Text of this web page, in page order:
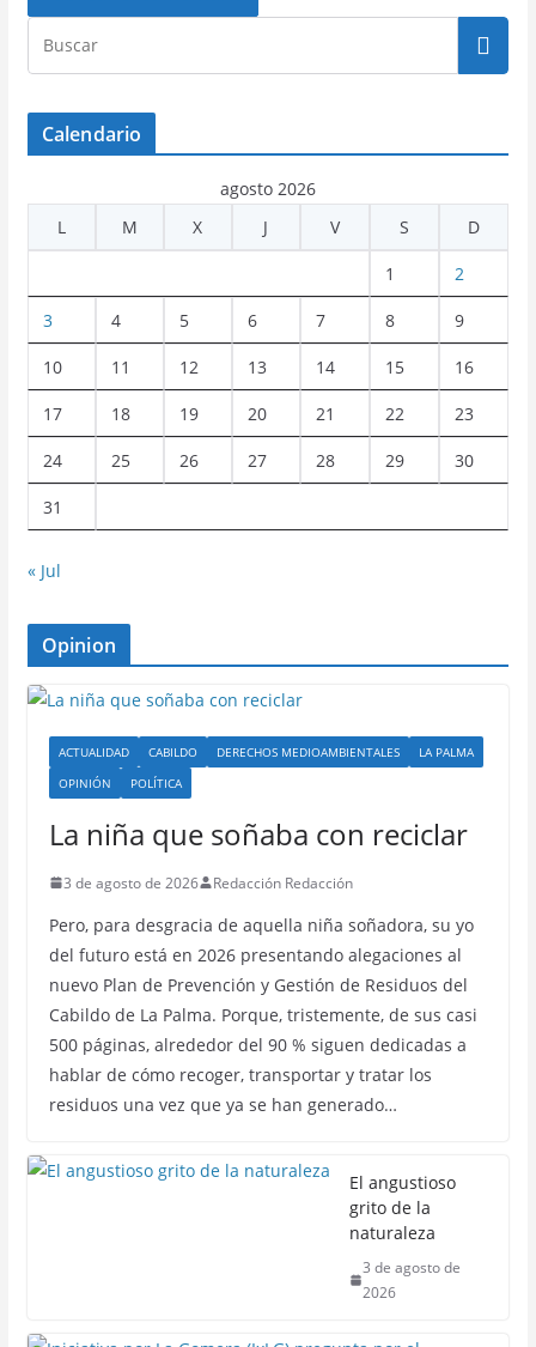
Calendario
agosto 2026
L
M X J V S D
1 2
3 4 5 6 7 8 9
10 11 12 13 14 15 16
17 18 19 20 21 22 23
24 25 26 27 28 29 30
31
« Jul
Opinion
ACTUALIDAD CABILDO DERECHOS MEDIOAMBIENTALES
LA PALMA
OPINIÓN
POLÍTICA
La niña que soñaba con reciclar
3 de agosto de 2026 Redacción Redacción
Pero, para desgracia de aquella niña soñadora, su yo
del futuro está en 2026 presentando alegaciones al
nuevo Plan de Prevención y Gestión de Residuos del
Cabildo de La Palma. Porque, tristemente, de sus casi
500 páginas, alrededor del 90 % siguen dedicadas a
hablar de cómo recoger, transportar y tratar los
residuos una vez que ya se han generado…
El angustioso
grito de la
naturaleza
3 de agosto de
2026